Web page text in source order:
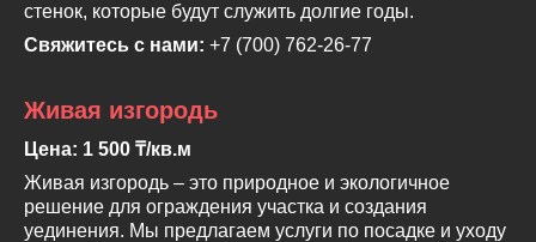
стенок, которые будут служить долгие годы.
Свяжитесь с нами: +7 (700) 762-26-77
Живая изгородь
Цена: 1 500 ₸/кв.м
Живая изгородь – это природное и экологичное
решение для ограждения участка и создания
уединения. Мы предлагаем услуги по посадке и уходу